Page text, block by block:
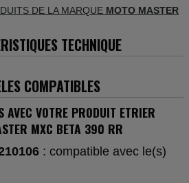
DE LA MARQUE MOTO MASTER
TECHNIQUE
COMPATIBLES
AVEC VOTRE PRODUIT ETRIER
MXC BETA 390 RR
: compatible avec le(s)